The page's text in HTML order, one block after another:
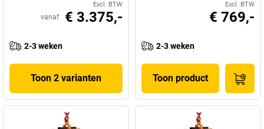
Excl. BTW
vanaf € 3.375,-
2-3 weken
Toon 2 varianten
Excl. BTW
€ 769,-
2-3 weken
Toon product